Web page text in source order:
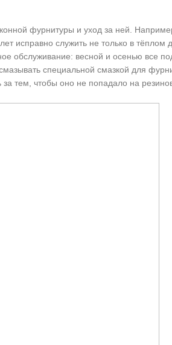
фурнитуры и уход за ней.
исправно служить не только в
обслуживание: весной и осенью все
специальной смазкой для
тем, чтобы оно не попадало на